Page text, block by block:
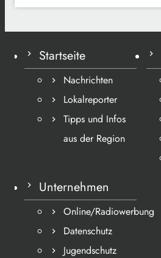
Startseite
Nachrichten
Lokalreporter
Tipps und Infos
aus der Region
Unternehmen
Online/Radiowerbung
Datenschutz
Jugendschutz